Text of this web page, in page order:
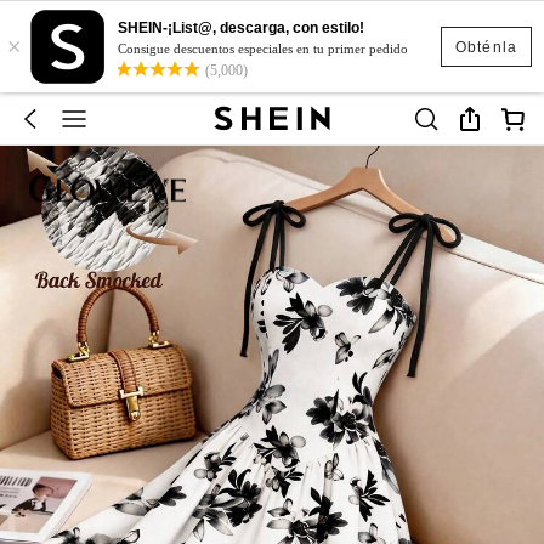
Obténla
×
SHEIN-¡List@, descarga, con estilo!
Consigue descuentos especiales en tu primer pedido
(5,000)